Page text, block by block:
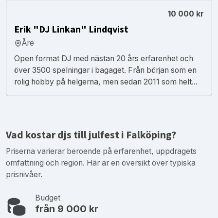
10 000 kr
Erik "DJ Linkan" Lindqvist
Åre
Open format DJ med nästan 20 års erfarenhet och
över 3500 spelningar i bagaget. Från början som en
rolig hobby på helgerna, men sedan 2011 som helt...
Vad kostar djs till julfest i Falköping?
Priserna varierar beroende på erfarenhet, uppdragets
omfattning och region. Här är en översikt över typiska
prisnivåer.
Budget
från 9 000 kr